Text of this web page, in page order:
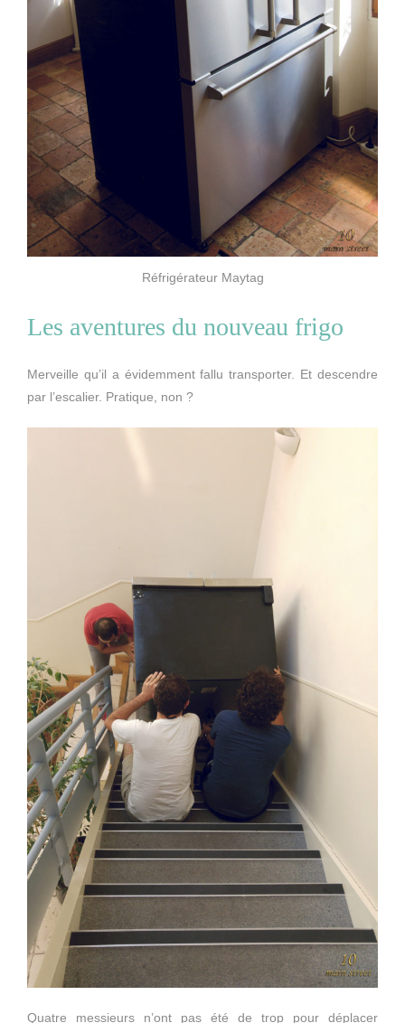
Réfrigérateur Maytag
Les aventures du nouveau frigo
Merveille qu’il a évidemment fallu transporter. Et descendre
par l’escalier. Pratique, non ?
Quatre messieurs n’ont pas été de trop pour déplacer